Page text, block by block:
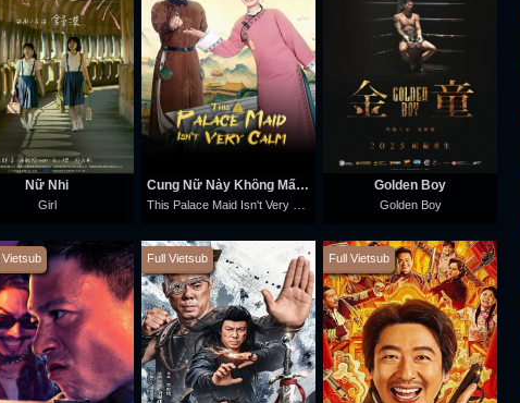
Nữ Nhi
Girl
Cung Nữ Này Không Mấy Bình Tĩnh
This Palace Maid Isn't Very Calm
Golden Boy
Golden Boy
Full Vietsub Full Vietsub